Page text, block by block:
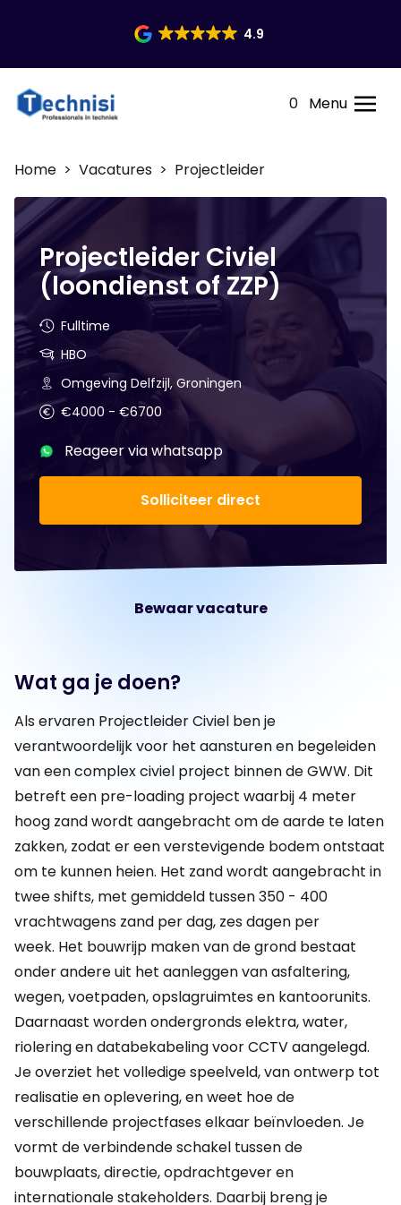
4.9
0 Menu
Home > Vacatures > Projectleider
Projectleider Civiel
(loondienst of ZZP)
Fulltime
HBO
Omgeving Delfzijl, Groningen
€4000 - €6700
Reageer via whatsapp
Solliciteer direct
Bewaar vacature
Wat ga je doen?
Als ervaren Projectleider Civiel ben je
verantwoordelijk voor het aansturen en begeleiden
van een complex civiel project binnen de GWW. Dit
betreft een pre-loading project waarbij 4 meter
hoog zand wordt aangebracht om de aarde te laten
zakken, zodat er een verstevigende bodem ontstaat
om te kunnen heien. Het zand wordt aangebracht in
twee shifts, met gemiddeld tussen 350 - 400
vrachtwagens zand per dag, zes dagen per
week. Het bouwrijp maken van de grond bestaat
onder andere uit het aanleggen van asfaltering,
wegen, voetpaden, opslagruimtes en kantoorunits.
Daarnaast worden ondergronds elektra, water,
riolering en databekabeling voor CCTV aangelegd.
Je overziet het volledige speelveld, van ontwerp tot
realisatie en oplevering, en weet hoe de
verschillende projectfases elkaar beïnvloeden. Je
vormt de verbindende schakel tussen de
bouwplaats, directie, opdrachtgever en
internationale stakeholders. Daarbij breng je